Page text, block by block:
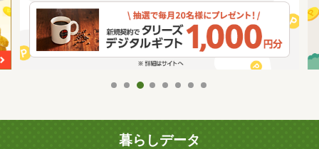
暮らしデータ